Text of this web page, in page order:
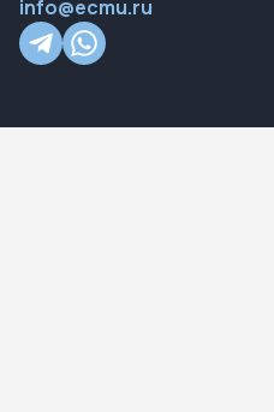
info@ecmu.ru